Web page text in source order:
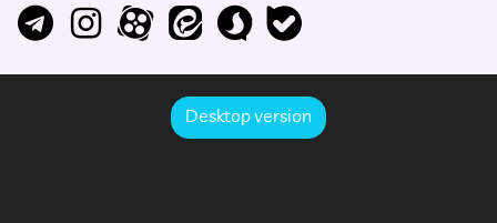
Desktop version